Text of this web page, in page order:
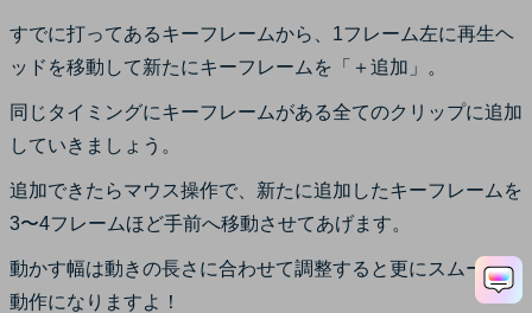
すでに打ってあるキーフレームから、1フレーム左に再生ヘ
ッドを移動して新たにキーフレームを「＋追加」。
同じタイミングにキーフレームがある全てのクリップに追加
していきましょう。
追加できたらマウス操作で、新たに追加したキーフレームを
3〜4フレームほど手前へ移動させてあげます。
動かす幅は動きの長さに合わせて調整すると更にスムーズな
動作になりますよ！